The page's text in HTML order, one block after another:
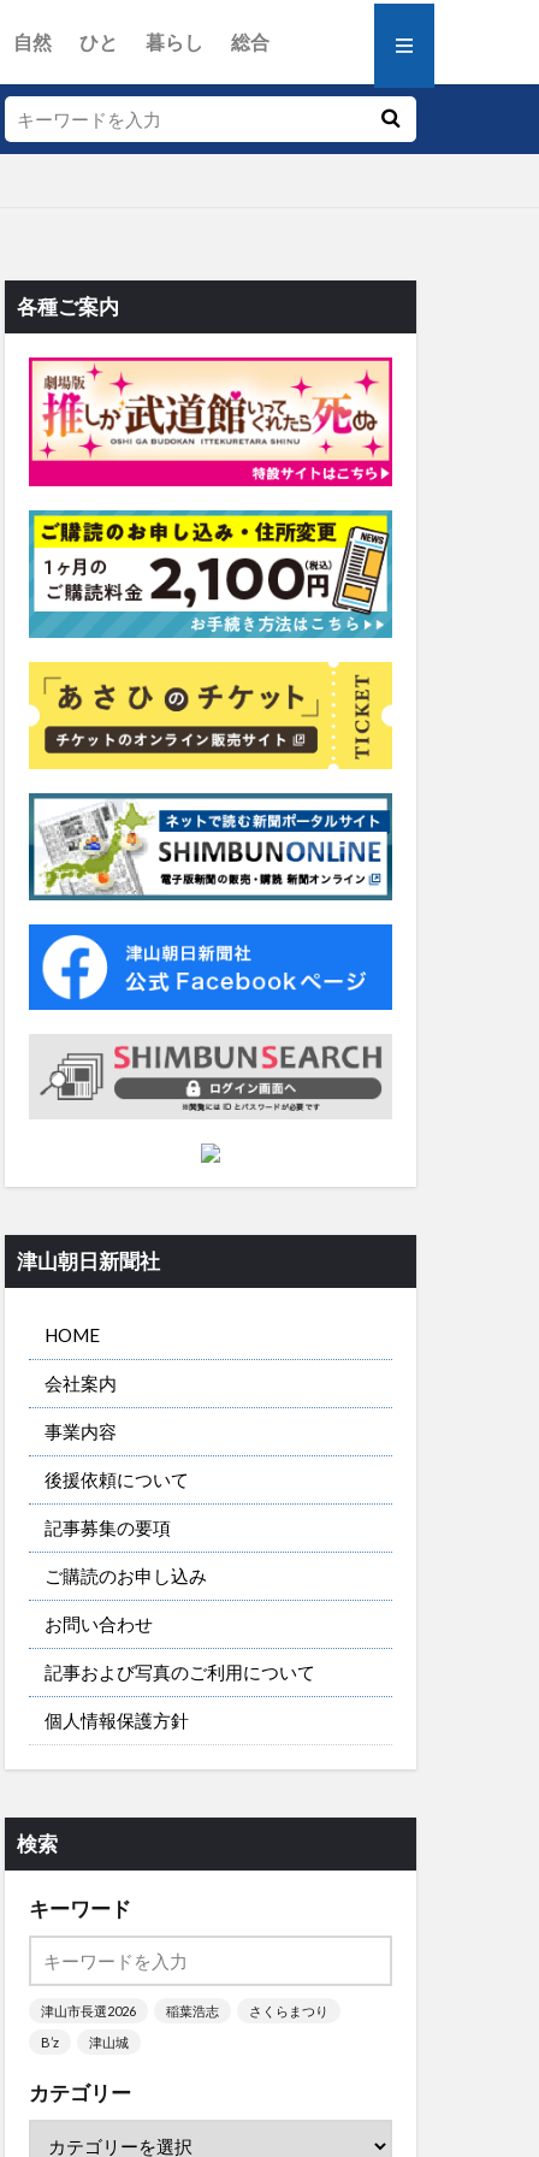
自然 ひと 暮らし 総合
各種ご案内
津山朝日新聞社
HOME
会社案内
事業内容
後援依頼について
記事募集の要項
ご購読のお申し込み
お問い合わせ
記事および写真のご利用について
個人情報保護方針
検索
キーワード
津山市長選2026 稲葉浩志
さくらまつり
B’z
津山城
カテゴリー